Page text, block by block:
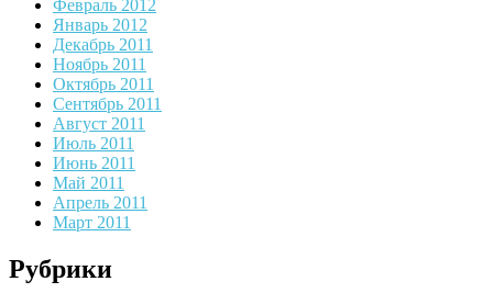
Февраль 2012
Январь 2012
Декабрь 2011
Ноябрь 2011
Октябрь 2011
Сентябрь 2011
Август 2011
Июль 2011
Июнь 2011
Май 2011
Апрель 2011
Март 2011
Рубрики